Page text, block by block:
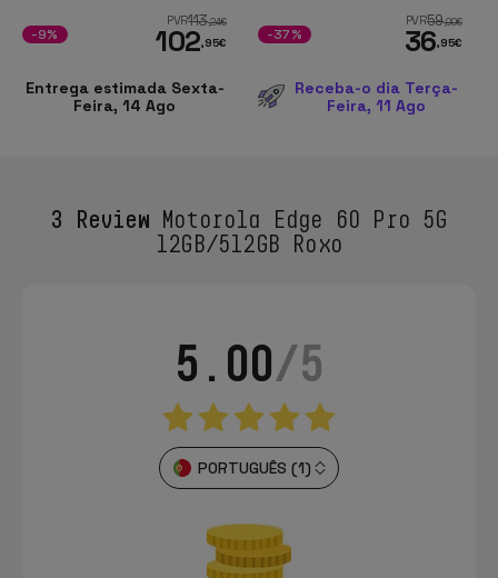
PVR113,24€
102,95€
-9%
Entrega estimada Sexta-
Feira, 14 Ago
PVR59,00€
36,95€
-37%
Receba-o dia Terça-
Feira, 11 Ago
3 ReviewMotorola Edge 60 Pro 5G
12GB/512GB Roxo
5.00/5
PORTUGUÊS (1)